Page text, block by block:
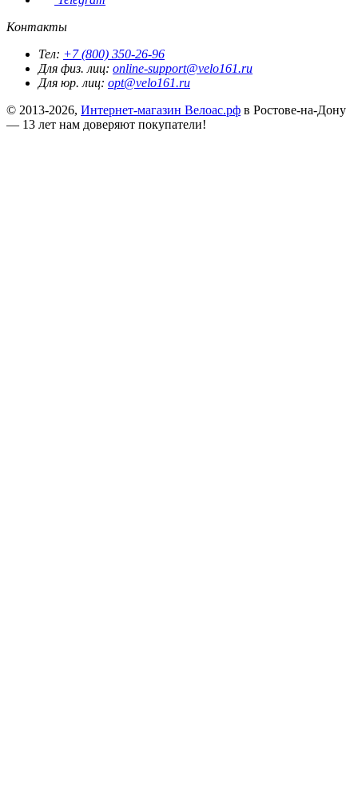
Контакты
Тел: +7 (800) 350-26-96
Для физ. лиц: online-support@velo161.ru
Для юр. лиц: opt@velo161.ru
© 2013-2026, Интернет-магазин Велоас.рф в Ростове-на-Дону
— 13 лет нам доверяют покупатели!